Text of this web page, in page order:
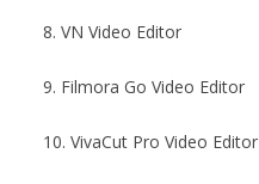
8. VN Video Editor
9. Filmora Go Video Editor
10. VivaCut Pro Video Editor